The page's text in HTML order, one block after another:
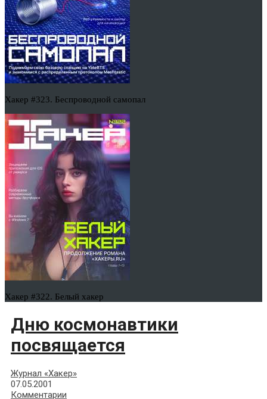
Хакер #323. Беспроводной самопал
Хакер #322. Белый хакер
Дню космонавтики
посвящается
Журнал «Хакер»
07.05.2001
Комментарии